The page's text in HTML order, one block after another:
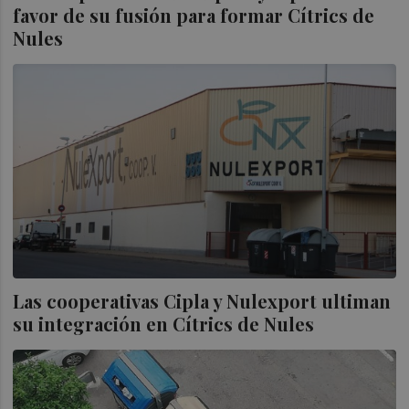
favor de su fusión para formar Cítrics de
Nules
Las cooperativas Cipla y Nulexport ultiman
su integración en Cítrics de Nules